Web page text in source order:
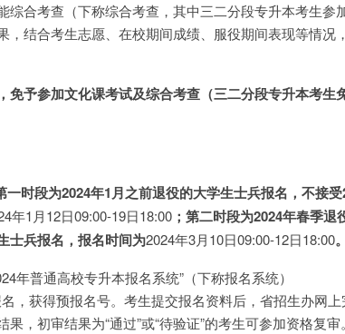
综合考查（下称综合考查，其中三二分段专升本考生参
，结合考生志愿、在校期间成绩、服役期间表现等情况
免予参加文化课考试及综合考查（三二分段专升本考生
时段为2024年1月之前退役的大学生士兵报名，不接
年1月12日09:00-19日18:00 ；第二时段为2024年春季退
士兵报名，报名时间为2024年3月10日09:00-12日18:00。
年普通高校专升本报名系统”（下称报名系统）
，获得预报名号。考生提交报名资料后，省招生办网
，初审结果为“通过”或“待验证”的考生可参加资格复审。